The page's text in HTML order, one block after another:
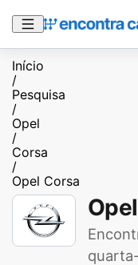
Início
/
Pesquisa
/
Opel
/
Corsa
/
Opel Corsa
Opel